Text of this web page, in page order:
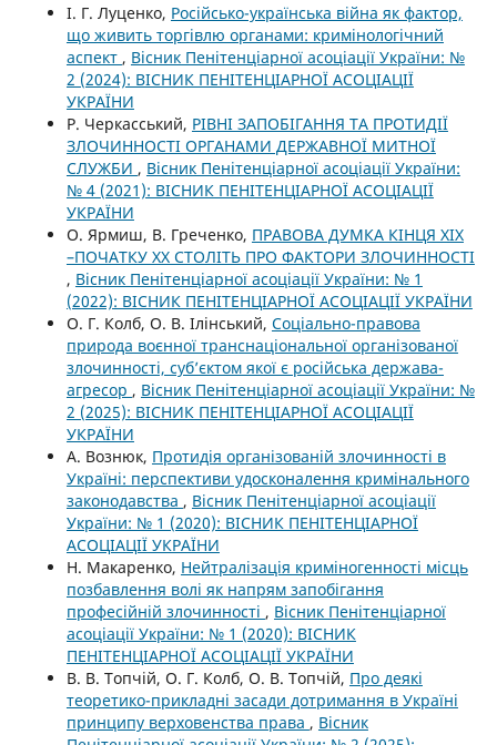
І. Г. Луценко, Російсько-українська війна як фактор,
що живить торгівлю органами: кримінологічний
аспект , Вісник Пенітенціарної асоціації України: №
2 (2024): ВІСНИК ПЕНІТЕНЦІАРНОЇ АСОЦІАЦІЇ
УКРАЇНИ
Р. Черкасський, РІВНІ ЗАПОБІГАННЯ ТА ПРОТИДІЇ
ЗЛОЧИННОСТІ ОРГАНАМИ ДЕРЖАВНОЇ МИТНОЇ
СЛУЖБИ , Вісник Пенітенціарної асоціації України:
№ 4 (2021): ВІСНИК ПЕНІТЕНЦІАРНОЇ АСОЦІАЦІЇ
УКРАЇНИ
О. Ярмиш, В. Греченко, ПРАВОВА ДУМКА КІНЦЯ ХІХ
–ПОЧАТКУ ХХ СТОЛІТЬ ПРО ФАКТОРИ ЗЛОЧИННОСТІ
, Вісник Пенітенціарної асоціації України: № 1
(2022): ВІСНИК ПЕНІТЕНЦІАРНОЇ АСОЦІАЦІЇ УКРАЇНИ
О. Г. Колб, О. В. Ілінський, Соціально-правова
природа воєнної транснаціональної організованої
злочинності, суб’єктом якої є російська держава-
агресор , Вісник Пенітенціарної асоціації України: №
2 (2025): ВІСНИК ПЕНІТЕНЦІАРНОЇ АСОЦІАЦІЇ
УКРАЇНИ
А. Вознюк, Протидія організованій злочинності в
Україні: перспективи удосконалення кримінального
законодавства , Вісник Пенітенціарної асоціації
України: № 1 (2020): ВІСНИК ПЕНІТЕНЦІАРНОЇ
АСОЦІАЦІЇ УКРАЇНИ
Н. Макаренко, Нейтралізація криміногенності місць
позбавлення волі як напрям запобігання
професійній злочинності , Вісник Пенітенціарної
асоціації України: № 1 (2020): ВІСНИК
ПЕНІТЕНЦІАРНОЇ АСОЦІАЦІЇ УКРАЇНИ
В. В. Топчій, О. Г. Колб, О. В. Топчій, Про деякі
теоретико-прикладні засади дотримання в Україні
принципу верховенства права , Вісник